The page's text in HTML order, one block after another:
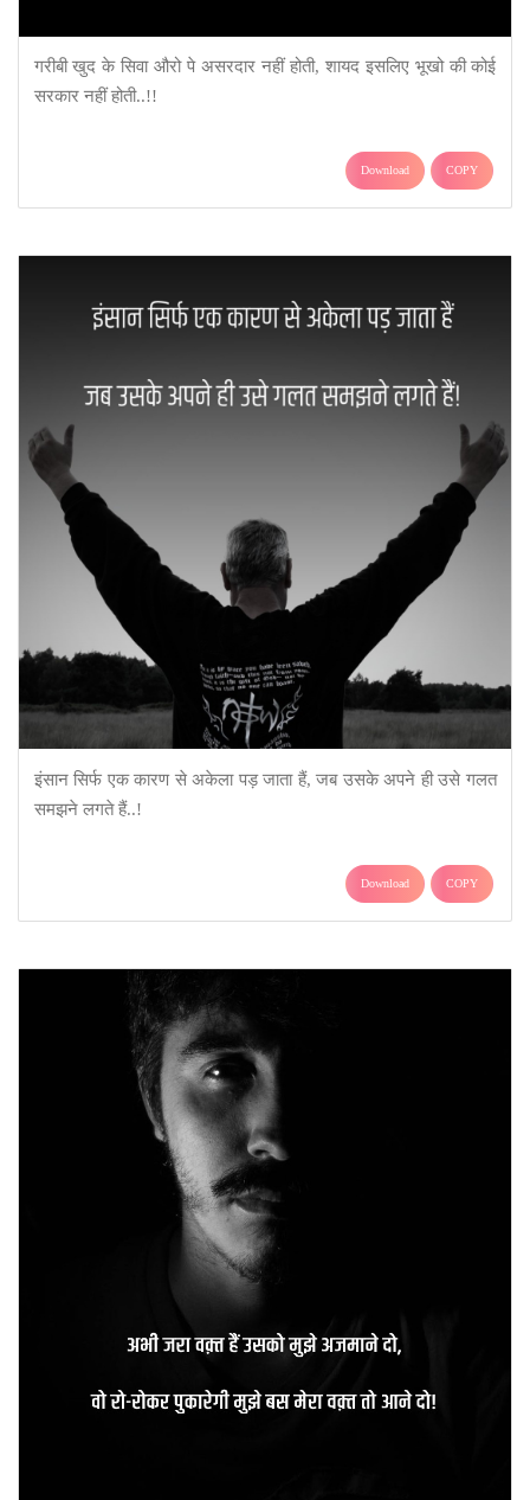
गरीबी खुद के सिवा औरो पे ‪असरदार नहीं होती, शायद इसलिए ‪‎भूखो की कोई
सरकार नहीं होती..!!
Download COPY
इंसान सिर्फ एक कारण से अकेला पड़ जाता हैं, जब उसके अपने ही उसे गलत
समझने लगते हैं..!
Download COPY